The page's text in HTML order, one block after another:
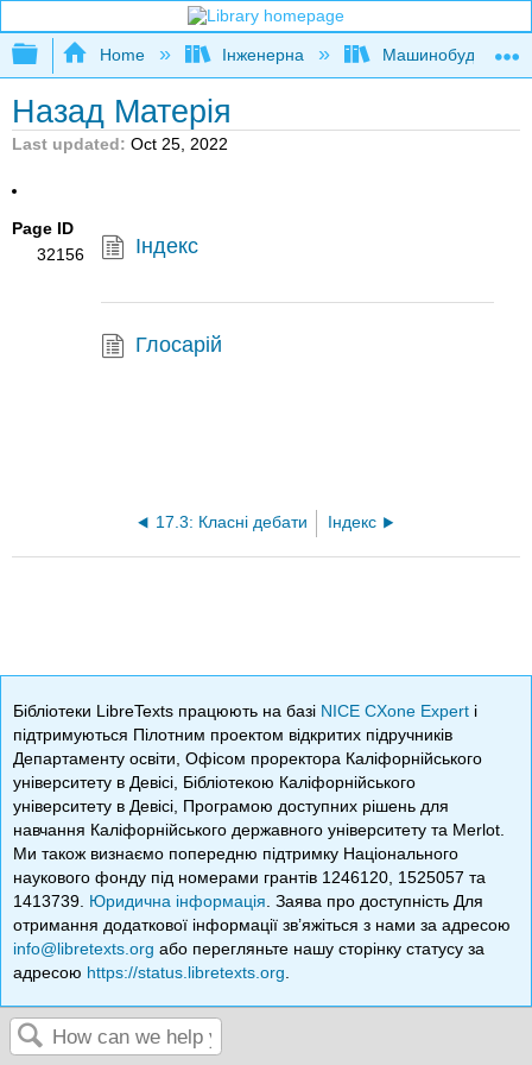
Expand/collapse global hierarchy
Home Інженерна
Назад Матерія
Last updated Oct 25, 2022
Page ID
32156
Індекс
Глосарій
17.3: Класні дебати Індекс
Бібліотеки LibreTexts працюють на базі NICE CXone Expert і
підтримуються Пілотним проектом відкритих підручників
Департаменту освіти, Офісом проректора Каліфорнійського
університету в Девісі, Бібліотекою Каліфорнійського
університету в Девісі, Програмою доступних рішень для
навчання Каліфорнійського державного університету та Merlot.
Ми також визнаємо попередню підтримку Національного
наукового фонду під номерами грантів 1246120, 1525057 та
1413739. Юридична інформація . Заява про доступність Для
отримання додаткової інформації зв’яжіться з нами за адресою
info@libretexts.org або перегляньте нашу сторінку статусу за
адресою https://status.libretexts.org